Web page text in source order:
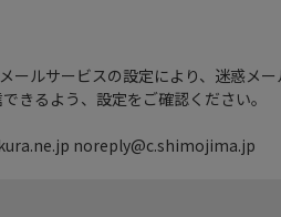
ールサービスの設定により、迷惑メ
きるよう、設定をご確認ください。
noreply@c.shimojima.jp